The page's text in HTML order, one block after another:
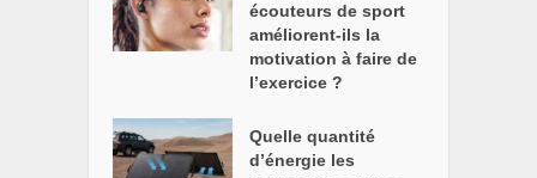
écouteurs de sport
améliorent-ils la
motivation à faire de
l’exercice ?
Quelle quantité
d’énergie les